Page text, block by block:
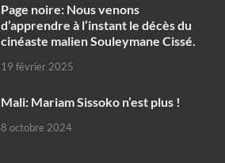
Page noire: Nous venons
d’apprendre à l’instant le décès du
cinéaste malien Souleymane Cissé.
19 février 2025
Mali: Mariam Sissoko n’est plus !
8 octobre 2024